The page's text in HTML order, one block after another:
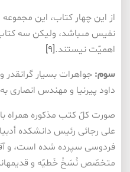
از اين چهار كتاب، اين
نفيس مى‏باشد، وليكن سه
اهميّت نيستند.[۹]
سوم: جواهرات بسيار
داود پيرنيا و مهندس
صورت كلّ كتب مذكوره همراه
على رجائى رئيس دانشكده
فردوسى سپرده شده است، و
متخصّص نُسَخْ خَطيّه و